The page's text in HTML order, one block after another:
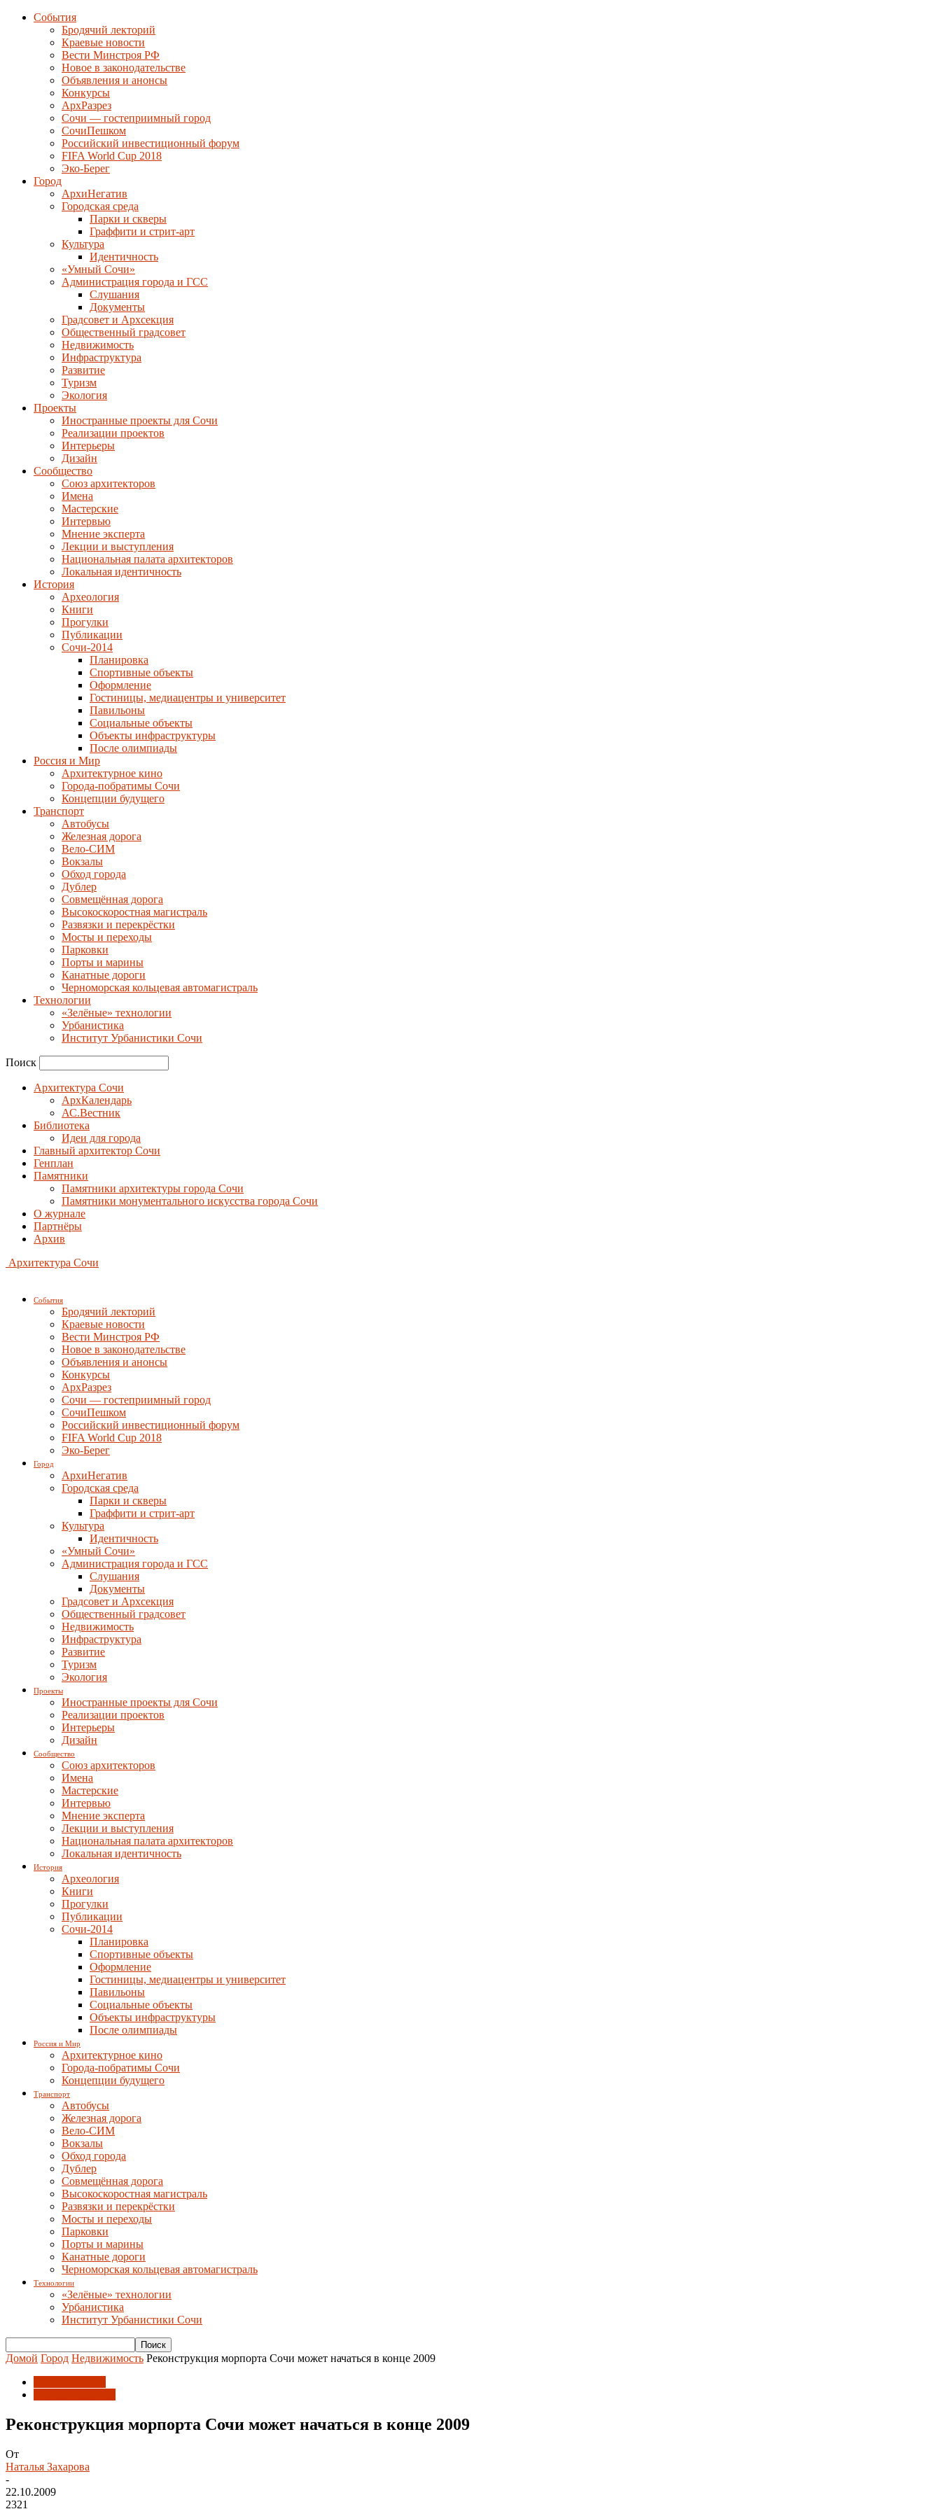
События
Бродячий лекторий
Краевые новости
Вести Минстроя РФ
Новое в законодательстве
Объявления и анонсы
Конкурсы
АрхРазрез
Сочи — гостеприимный город
СочиПешком
Российский инвестиционный форум
FIFA World Cup 2018
Эко-Берег
Город
АрхиНегатив
Городская среда
Парки и скверы
Граффити и стрит-арт
Культура
Идентичность
«Умный Сочи»
Администрация города и ГСС
Слушания
Документы
Градсовет и Архсекция
Общественный градсовет
Недвижимость
Инфраструктура
Развитие
Туризм
Экология
Проекты
Иностранные проекты для Сочи
Реализации проектов
Интерьеры
Дизайн
Сообщество
Союз архитекторов
Имена
Мастерские
Интервью
Мнение эксперта
Лекции и выступления
Национальная палата архитекторов
Локальная идентичность
История
Археология
Книги
Прогулки
Публикации
Сочи-2014
Планировка
Спортивные объекты
Оформление
Гостиницы, медиацентры и университет
Павильоны
Социальные объекты
Объекты инфраструктуры
После олимпиады
Россия и Мир
Архитектурное кино
Города-побратимы Сочи
Концепции будущего
Транспорт
Автобусы
Железная дорога
Вело-СИМ
Вокзалы
Обход города
Дублер
Совмещённая дорога
Высокоскоростная магистраль
Развязки и перекрёстки
Мосты и переходы
Парковки
Порты и марины
Канатные дороги
Черноморская кольцевая автомагистраль
Технологии
«Зелёные» технологии
Урбанистика
Институт Урбанистики Сочи
Поиск
Архитектура Сочи
АрхКалендарь
АС.Вестник
Библиотека
Идеи для города
Главный архитектор Сочи
Генплан
Памятники
Памятники архитектуры города Сочи
Памятники монументального искусства города Сочи
О журнале
Партнёры
Архив
Архитектура Сочи
События
Бродячий лекторий
Краевые новости
Вести Минстроя РФ
Новое в законодательстве
Объявления и анонсы
Конкурсы
АрхРазрез
Сочи — гостеприимный город
СочиПешком
Российский инвестиционный форум
FIFA World Cup 2018
Эко-Берег
Город
АрхиНегатив
Городская среда
Парки и скверы
Граффити и стрит-арт
Культура
Идентичность
«Умный Сочи»
Администрация города и ГСС
Слушания
Документы
Градсовет и Архсекция
Общественный градсовет
Недвижимость
Инфраструктура
Развитие
Туризм
Экология
Проекты
Иностранные проекты для Сочи
Реализации проектов
Интерьеры
Дизайн
Сообщество
Союз архитекторов
Имена
Мастерские
Интервью
Мнение эксперта
Лекции и выступления
Национальная палата архитекторов
Локальная идентичность
История
Археология
Книги
Прогулки
Публикации
Сочи-2014
Планировка
Спортивные объекты
Оформление
Гостиницы, медиацентры и университет
Павильоны
Социальные объекты
Объекты инфраструктуры
После олимпиады
Россия и Мир
Архитектурное кино
Города-побратимы Сочи
Концепции будущего
Транспорт
Автобусы
Железная дорога
Вело-СИМ
Вокзалы
Обход города
Дублер
Совмещённая дорога
Высокоскоростная магистраль
Развязки и перекрёстки
Мосты и переходы
Парковки
Порты и марины
Канатные дороги
Черноморская кольцевая автомагистраль
Технологии
«Зелёные» технологии
Урбанистика
Институт Урбанистики Сочи
Домой Город Недвижимость Реконструкция морпорта Сочи может начаться в конце 2009
Реконструкция морпорта Сочи может начаться в конце 2009
От
Наталья Захарова
-
22.10.2009
2321